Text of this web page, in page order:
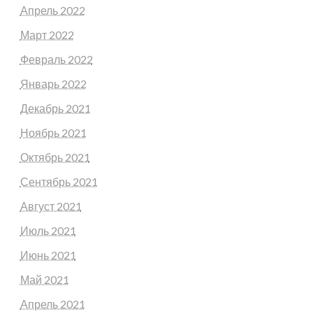
Апрель 2022
Март 2022
Февраль 2022
Январь 2022
Декабрь 2021
Ноябрь 2021
Октябрь 2021
Сентябрь 2021
Август 2021
Июль 2021
Июнь 2021
Май 2021
Апрель 2021